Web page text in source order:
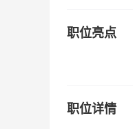
职位亮点
职位详情